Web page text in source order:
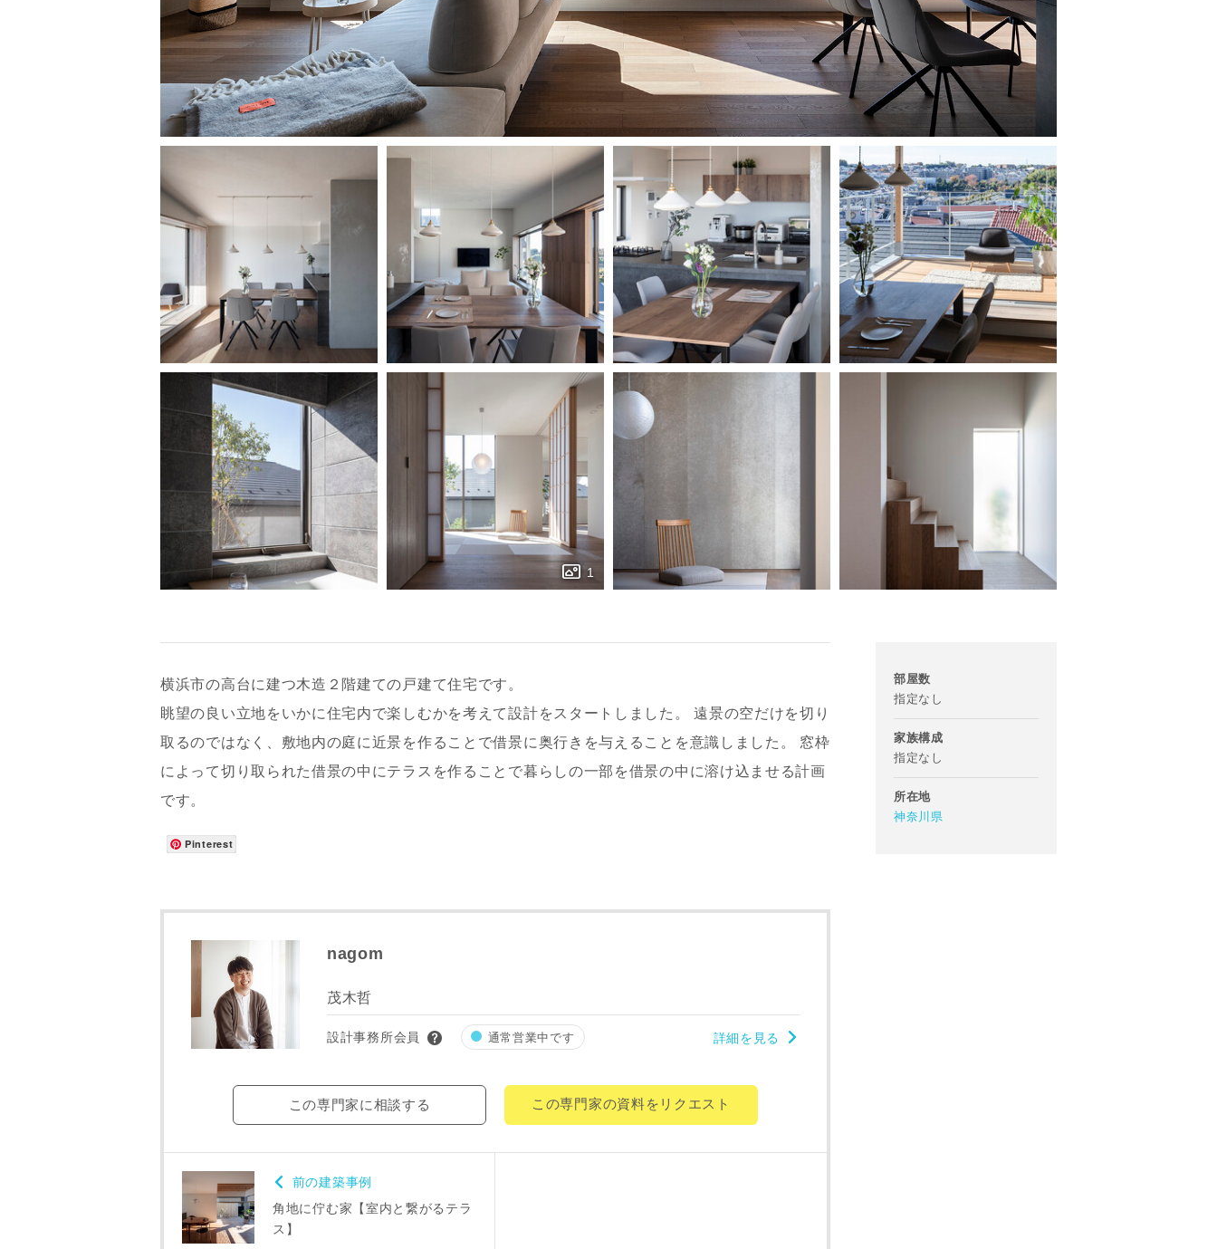
横浜市の高台に建つ木造２階建ての戸建て住宅です。
眺望の良い立地をいかに住宅内で楽しむかを考えて設計をスタートしました。 遠景の空だけを切り
取るのではなく、敷地内の庭に近景を作ることで借景に奥行きを与えることを意識しました。 窓枠
によって切り取られた借景の中にテラスを作ることで暮らしの一部を借景の中に溶け込ませる計画
です。
Pinterest
nagom
茂木哲
設計事務所会員 通常営業中です 詳細を見る
この専門家に相談する この専門家の資料をリクエスト
前の建築事例
角地に佇む家【室内と繋がるテラ
ス】
部屋数
指定なし
家族構成
指定なし
所在地
神奈川県
お名前
市区町村
番地、建物名
建築予定地